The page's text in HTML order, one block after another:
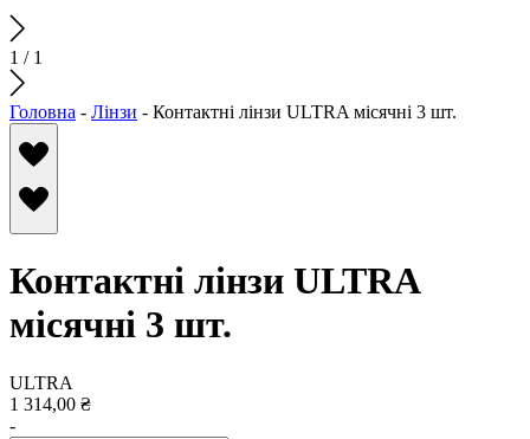
1 / 1
Головна - Лінзи - Контактні лінзи ULTRA місячні 3 шт.
Контактні лінзи ULTRA
місячні 3 шт.
ULTRA
1 314,00 ₴
-